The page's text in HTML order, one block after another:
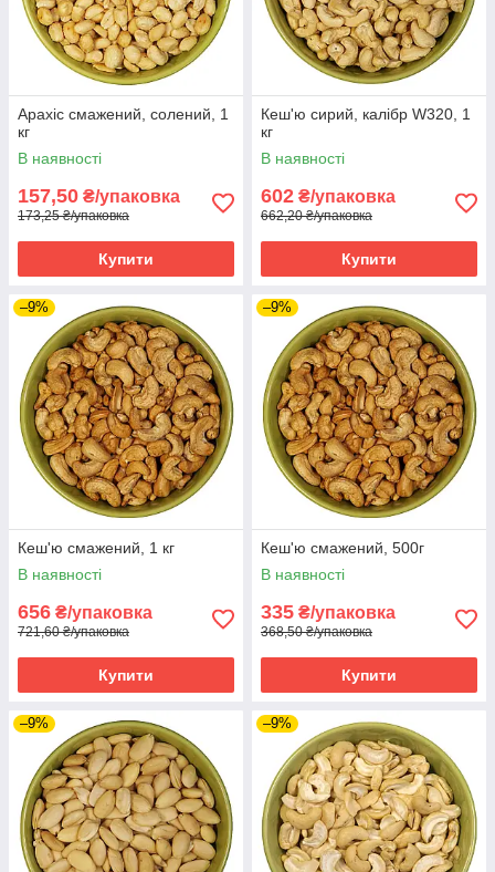
Арахіс смажений, солений, 1
кг
В наявності
157,50 ₴/упаковка
173,25 ₴/упаковка
Купити
Кеш'ю сирий, калібр W320, 1
кг
В наявності
602 ₴/упаковка
662,20 ₴/упаковка
Купити
–9%
Кеш'ю смажений, 1 кг
В наявності
656 ₴/упаковка
721,60 ₴/упаковка
Купити
–9%
Кеш'ю смажений, 500г
В наявності
335 ₴/упаковка
368,50 ₴/упаковка
Купити
–9% –9%